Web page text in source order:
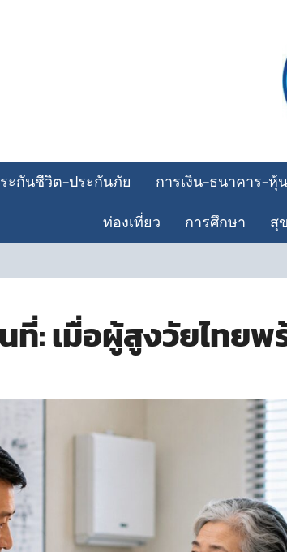
ะกันชีวิต-ประกันภัย การเงิน-ธนาคาร-หุ้น
ท่องเที่ยว
การศึกษา สุ
ที่: เมื่อผู้สูงวัยไทย